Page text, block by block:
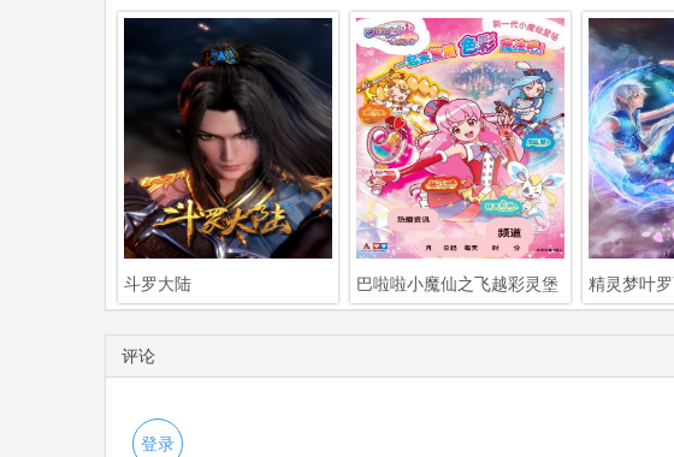
斗罗大陆 巴啦啦小魔仙之飞越彩灵堡 精灵梦叶
评论
登录